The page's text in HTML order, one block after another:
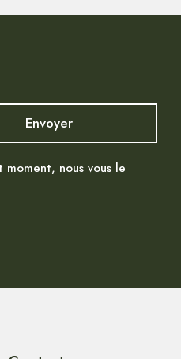
nous vous le